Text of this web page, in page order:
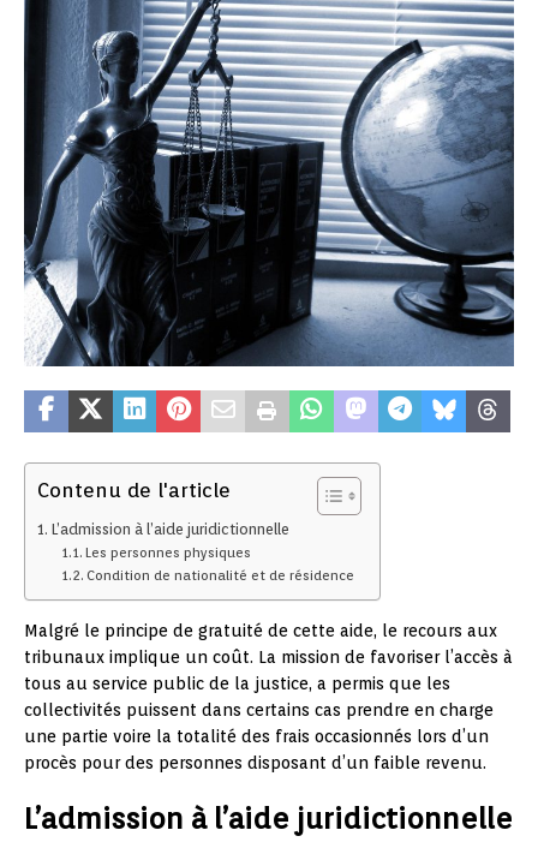
Contenu de l'article
L’admission à l’aide juridictionnelle
Les personnes physiques
Condition de nationalité et de résidence
Malgré le principe de gratuité de cette aide, le recours aux
tribunaux implique un coût. La mission de favoriser l’accès à
tous au service public de la justice, a permis que les
collectivités puissent dans certains cas prendre en charge
une partie voire la totalité des frais occasionnés lors d’un
procès pour des personnes disposant d’un faible revenu.
L’admission à l’aide juridictionnelle